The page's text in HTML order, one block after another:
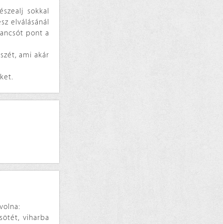
sokkal
elválásánál
pont a
ami akár
viharba